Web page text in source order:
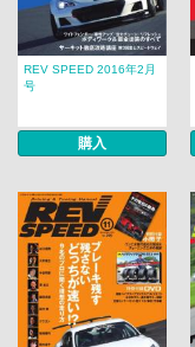
REV SPEED 2016年2月
号
購入